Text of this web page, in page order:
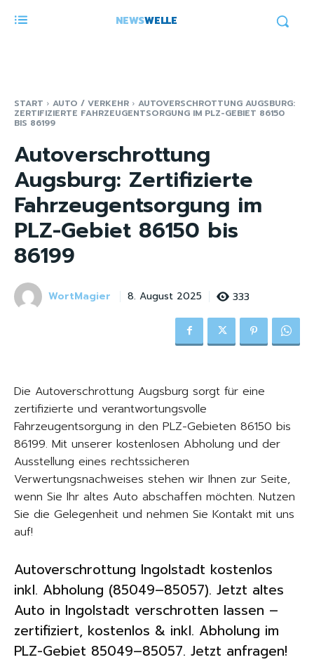
NEWSWELLE
START AUTO / VERKEHR AUTOVERSCHROTTUNG AUGSBURG:
ZERTIFIZIERTE FAHRZEUGENTSORGUNG IM PLZ-GEBIET 86150
BIS 86199
Autoverschrottung
Augsburg: Zertifizierte
Fahrzeugentsorgung im
PLZ-Gebiet 86150 bis
86199
WortMagier 8. August 2025 333
Die Autoverschrottung Augsburg sorgt für eine
zertifizierte und verantwortungsvolle
Fahrzeugentsorgung in den PLZ-Gebieten 86150 bis
86199. Mit unserer kostenlosen Abholung und der
Ausstellung eines rechtssicheren
Verwertungsnachweises stehen wir Ihnen zur Seite,
wenn Sie Ihr altes Auto abschaffen möchten. Nutzen
Sie die Gelegenheit und nehmen Sie Kontakt mit uns
auf!
Autoverschrottung Ingolstadt kostenlos
inkl. Abholung (85049–85057). Jetzt altes
Auto in Ingolstadt verschrotten lassen –
zertifiziert, kostenlos & inkl. Abholung im
PLZ-Gebiet 85049–85057. Jetzt anfragen!